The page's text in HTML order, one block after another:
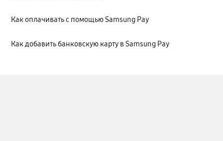
Как оплачивать с помощью Samsung Pay
Как добавить банковскую карту в Samsung Pay